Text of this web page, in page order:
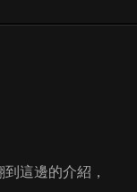
這邊的介紹，